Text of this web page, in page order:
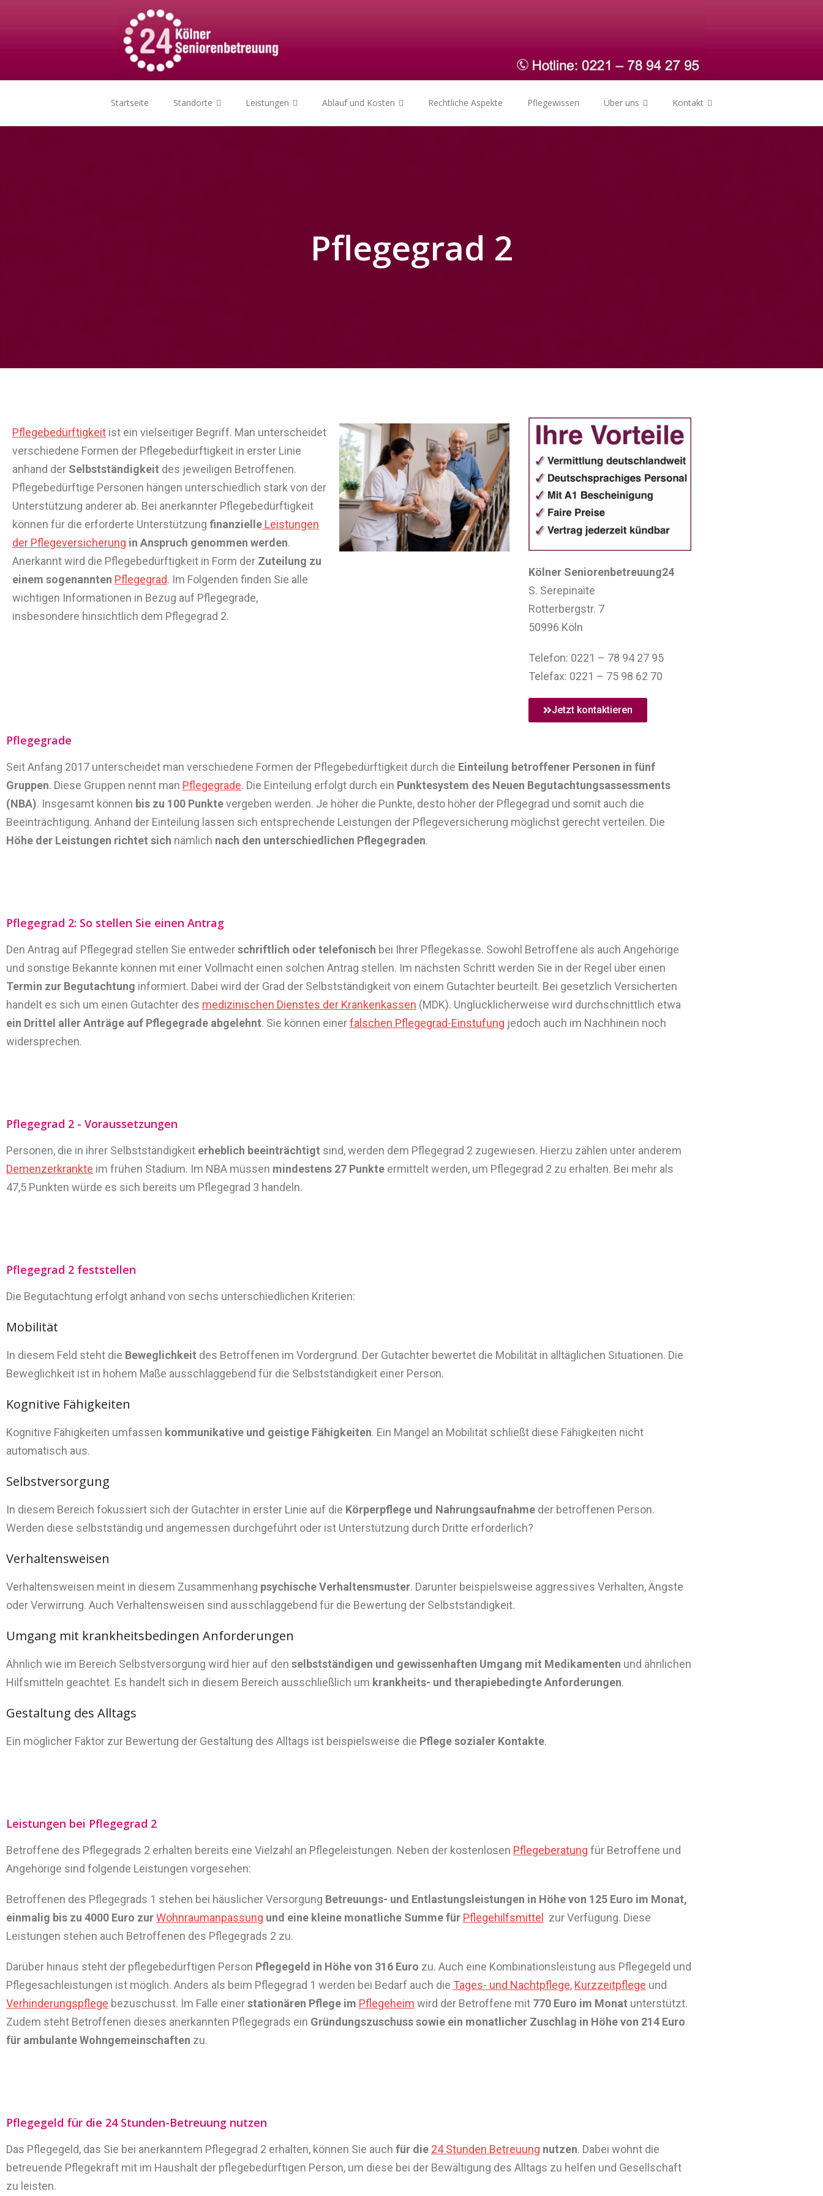
Startseite Standorte Leistungen Ablauf und Kosten Rechtliche Aspekte Pflegewissen Über uns Kontakt
Pflegegrad 2
Pflegebedürftigkeit ist ein vielseitiger Begriff. Man unterscheidet
verschiedene Formen der Pflegebedürftigkeit in erster Linie
anhand der Selbstständigkeit des jeweiligen Betroffenen.
Pflegebedürftige Personen hängen unterschiedlich stark von der
Unterstützung anderer ab. Bei anerkannter Pflegebedürftigkeit
können für die erforderte Unterstützung finanzielle Leistungen
der Pflegeversicherung in Anspruch genommen werden.
Anerkannt wird die Pflegebedürftigkeit in Form der Zuteilung zu
einem sogenannten Pflegegrad. Im Folgenden finden Sie alle
wichtigen Informationen in Bezug auf Pflegegrade,
insbesondere hinsichtlich dem Pflegegrad 2.
Kölner Seniorenbetreuung24
S. Serepinaite
Rotterbergstr. 7
50996 Köln
Telefon: 0221 – 78 94 27 95
Telefax: 0221 – 75 98 62 70
Jetzt kontaktieren
Pflegegrade
Seit Anfang 2017 unterscheidet man verschiedene Formen der Pflegebedürftigkeit durch die Einteilung betroffener Personen in fünf
Gruppen. Diese Gruppen nennt man Pflegegrade. Die Einteilung erfolgt durch ein Punktesystem des Neuen Begutachtungsassessments
(NBA). Insgesamt können bis zu 100 Punktevergeben werden. Je höher die Punkte, desto höher der Pflegegrad und somit auch die
Beeinträchtigung. Anhand der Einteilung lassen sich entsprechende Leistungen der Pflegeversicherung möglichst gerecht verteilen. Die
Höhe der Leistungen richtet sich nämlich nach den unterschiedlichen Pflegegraden.
Pflegegrad 2: So stellen Sie einen Antrag
Den Antrag auf Pflegegrad stellen Sie entwederschriftlich oder telefonisch bei Ihrer Pflegekasse. Sowohl Betroffene als auch Angehörige
und sonstige Bekannte können mit einer Vollmacht einen solchen Antrag stellen. Im nächsten Schritt werden Sie in der Regel über einen
Termin zur Begutachtung informiert. Dabei wird der Grad der Selbstständigkeit von einem Gutachter beurteilt. Bei gesetzlich Versicherten
handelt es sich um einen Gutachter des medizinischen Dienstes der Krankenkassen (MDK). Unglücklicherweise wird durchschnittlich etwa
ein Drittel aller Anträge auf Pflegegrade abgelehnt. Sie können einerfalschen Pflegegrad-Einstufung jedoch auch im Nachhinein noch
widersprechen.
Pflegegrad 2 - Voraussetzungen
Personen, die in ihrer Selbstständigkeit erheblich beeinträchtigt sind, werden dem Pflegegrad 2 zugewiesen. Hierzu zählen unter anderem
Demenzerkrankte im frühen Stadium. Im NBA müssen mindestens 27 Punkte ermittelt werden, um Pflegegrad 2 zu erhalten. Bei mehr als
47,5 Punkten würde es sich bereits um Pflegegrad 3 handeln. ​
Pflegegrad 2 feststellen
Die Begutachtung erfolgt anhand von sechs unterschiedlichen Kriterien:
Mobilität
In diesem Feld steht die Beweglichkeit des Betroffenen im Vordergrund. Der Gutachter bewertet die Mobilität in alltäglichen Situationen. Die
Beweglichkeit ist in hohem Maße ausschlaggebend für die Selbstständigkeit einer Person.
Kognitive Fähigkeiten
Kognitive Fähigkeiten umfassen kommunikative und geistige Fähigkeiten. Ein Mangel an Mobilität schließt diese Fähigkeiten nicht
automatisch aus.
Selbstversorgung
In diesem Bereich fokussiert sich der Gutachter in erster Linie auf die Körperpflege und Nahrungsaufnahme der betroffenen Person.
Werden diese selbstständig und angemessen durchgeführt oder ist Unterstützung durch Dritte erforderlich?
Verhaltensweisen
Verhaltensweisen meint in diesem Zusammenhang psychische Verhaltensmuster. Darunter beispielsweise aggressives Verhalten, Ängste
oder Verwirrung. Auch Verhaltensweisen sind ausschlaggebend für die Bewertung der Selbstständigkeit.
Umgang mit krankheitsbedingen Anforderungen
Ähnlich wie im Bereich Selbstversorgung wird hier auf den selbstständigen und gewissenhaften Umgang mit Medikamenten und ähnlichen
Hilfsmitteln geachtet. Es handelt sich in diesem Bereich ausschließlich um krankheits- und therapiebedingte Anforderungen.
Gestaltung des Alltags
Ein möglicher Faktor zur Bewertung der Gestaltung des Alltags ist beispielsweise die Pflege sozialer Kontakte.
Leistungen bei Pflegegrad 2
Betroffene des Pflegegrads 2 erhalten bereits eine Vielzahl an Pflegeleistungen. Neben der kostenlosen Pflegeberatung für Betroffene und
Angehörige sind folgende Leistungen vorgesehen:
Betroffenen des Pflegegrads 1 stehen bei häuslicher Versorgung Betreuungs- und Entlastungsleistungen in Höhe von 125 Euro im Monat,
einmalig bis zu 4000 Euro zurWohnraumanpassung und eine kleine monatliche Summe für Pflegehilfsmittel zur Verfügung. Diese
Leistungen stehen auch Betroffenen des Pflegegrads 2 zu.
Darüber hinaus steht der pflegebedürftigen Person Pflegegeld in Höhe von 316 Euro zu. Auch eine Kombinationsleistung aus Pflegegeld und
Pflegesachleistungen ist möglich. Anders als beim Pflegegrad 1 werden bei Bedarf auch die Tages- und Nachtpflege, Kurzzeitpflege und
Verhinderungspflege bezuschusst. Im Falle einerstationären Pflege im Pflegeheim wird der Betroffene mit 770 Euro im Monat unterstützt.
Zudem steht Betroffenen dieses anerkannten Pflegegrads ein Gründungszuschuss sowie ein monatlicher Zuschlag in Höhe von 214 Euro
für ambulante Wohngemeinschaften zu.
Pflegegeld für die 24 Stunden-Betreuung nutzen
Das Pflegegeld, das Sie bei anerkanntem Pflegegrad 2 erhalten, können Sie auch für die 24 Stunden Betreuung nutzen. Dabei wohnt die
betreuende Pflegekraft mit im Haushalt der pflegebedürftigen Person, um diese bei der Bewältigung des Alltags zu helfen und Gesellschaft
zu leisten.